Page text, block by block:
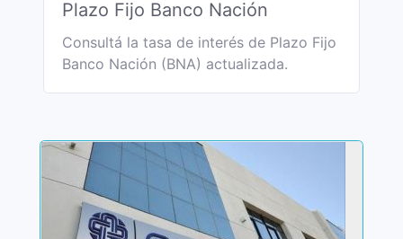
Plazo Fijo Banco Nación
Consultá la tasa de interés de Plazo Fijo
Banco Nación (BNA) actualizada.